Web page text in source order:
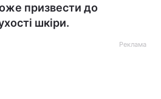
призвести до
шкіри.
Реклама